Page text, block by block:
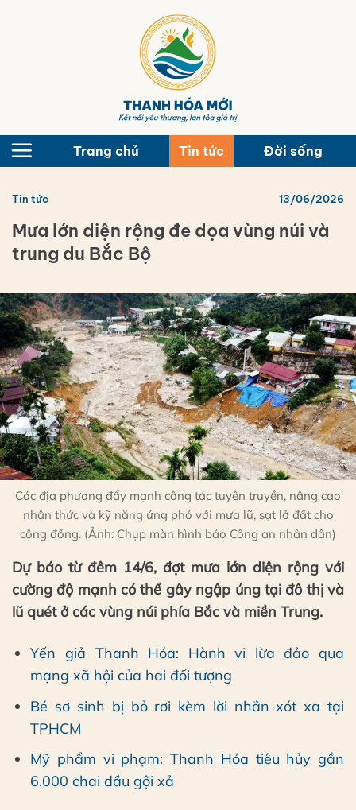
Trang chủ Tin tức Đời sống
Tin tức 13/06/2026
Mưa lớn diện rộng đe dọa vùng núi và
trung du Bắc Bộ
Các địa phương đẩy mạnh công tác tuyên truyền, nâng cao
nhận thức và kỹ năng ứng phó với mưa lũ, sạt lở đất cho
cộng đồng. (Ảnh: Chụp màn hình báo Công an nhân dân)
Dự báo từ đêm 14/6, đợt mưa lớn diện rộng với
cường độ mạnh có thể gây ngập úng tại đô thị và
lũ quét ở các vùng núi phía Bắc và miền Trung.
Yến giả Thanh Hóa: Hành vi lừa đảo qua
mạng xã hội của hai đối tượng
Bé sơ sinh bị bỏ rơi kèm lời nhắn xót xa tại
TPHCM
Mỹ phẩm vi phạm: Thanh Hóa tiêu hủy gần
6.000 chai dầu gội xả